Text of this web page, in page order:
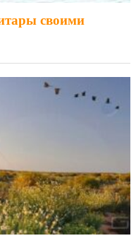
своими